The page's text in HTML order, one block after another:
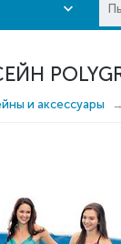
и аксессуары